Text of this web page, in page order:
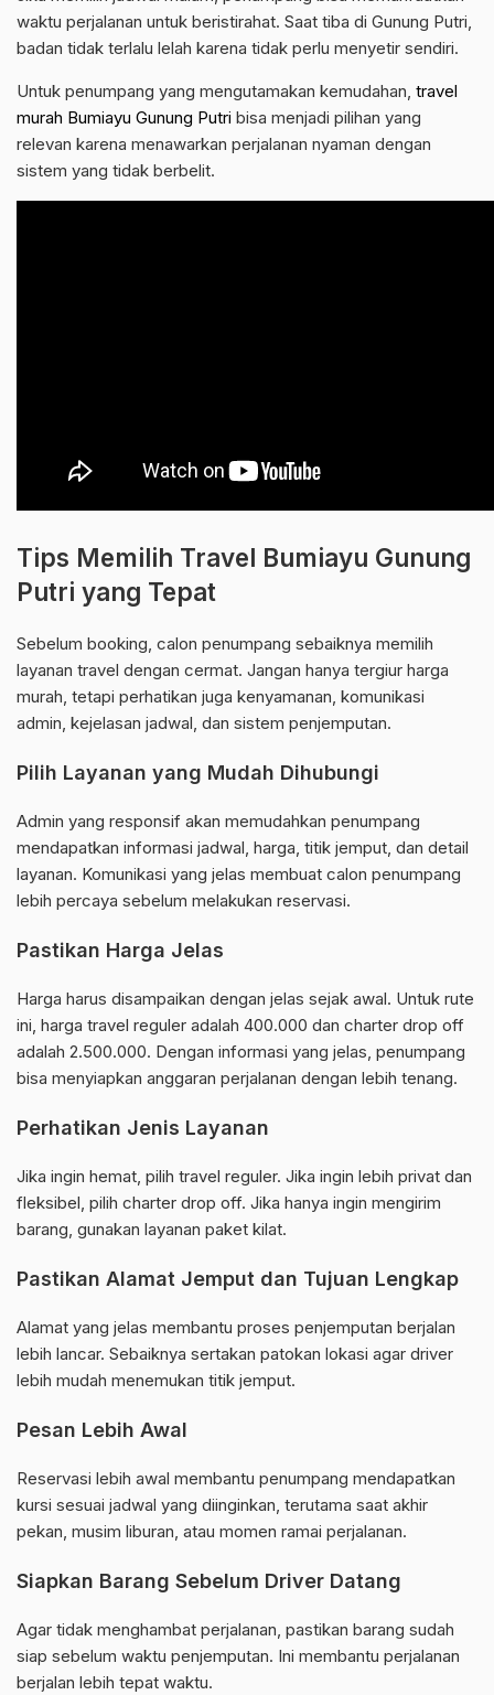
waktu perjalanan untuk beristirahat. Saat tiba di Gunung Putri,
badan tidak terlalu lelah karena tidak perlu menyetir sendiri.
Untuk penumpang yang mengutamakan kemudahan, travel
murah Bumiayu Gunung Putri bisa menjadi pilihan yang
relevan karena menawarkan perjalanan nyaman dengan
sistem yang tidak berbelit.
Tips Memilih Travel Bumiayu Gunung
Putri yang Tepat
Sebelum booking, calon penumpang sebaiknya memilih
layanan travel dengan cermat. Jangan hanya tergiur harga
murah, tetapi perhatikan juga kenyamanan, komunikasi
admin, kejelasan jadwal, dan sistem penjemputan.
Pilih Layanan yang Mudah Dihubungi
Admin yang responsif akan memudahkan penumpang
mendapatkan informasi jadwal, harga, titik jemput, dan detail
layanan. Komunikasi yang jelas membuat calon penumpang
lebih percaya sebelum melakukan reservasi.
Pastikan Harga Jelas
Harga harus disampaikan dengan jelas sejak awal. Untuk rute
ini, harga travel reguler adalah 400.000 dan charter drop off
adalah 2.500.000. Dengan informasi yang jelas, penumpang
bisa menyiapkan anggaran perjalanan dengan lebih tenang.
Perhatikan Jenis Layanan
Jika ingin hemat, pilih travel reguler. Jika ingin lebih privat dan
fleksibel, pilih charter drop off. Jika hanya ingin mengirim
barang, gunakan layanan paket kilat.
Pastikan Alamat Jemput dan Tujuan Lengkap
Alamat yang jelas membantu proses penjemputan berjalan
lebih lancar. Sebaiknya sertakan patokan lokasi agar driver
lebih mudah menemukan titik jemput.
Pesan Lebih Awal
Reservasi lebih awal membantu penumpang mendapatkan
kursi sesuai jadwal yang diinginkan, terutama saat akhir
pekan, musim liburan, atau momen ramai perjalanan.
Siapkan Barang Sebelum Driver Datang
Agar tidak menghambat perjalanan, pastikan barang sudah
siap sebelum waktu penjemputan. Ini membantu perjalanan
berjalan lebih tepat waktu.